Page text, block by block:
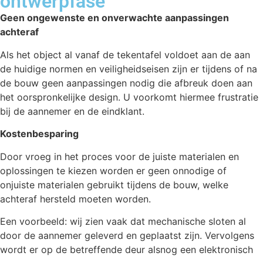
Geen ongewenste en onverwachte aanpassingen
achteraf
Als het object al vanaf de tekentafel voldoet aan de aan
de huidige normen en veiligheidseisen zijn er tijdens of na
de bouw geen aanpassingen nodig die afbreuk doen aan
het oorspronkelijke design. U voorkomt hiermee frustratie
bij de aannemer en de eindklant.
Kostenbesparing
Door vroeg in het proces voor de juiste materialen en
oplossingen te kiezen worden er geen onnodige of
onjuiste materialen gebruikt tijdens de bouw, welke
achteraf hersteld moeten worden.
Een voorbeeld: wij zien vaak dat mechanische sloten al
door de aannemer geleverd en geplaatst zijn. Vervolgens
wordt er op de betreffende deur alsnog een elektronisch